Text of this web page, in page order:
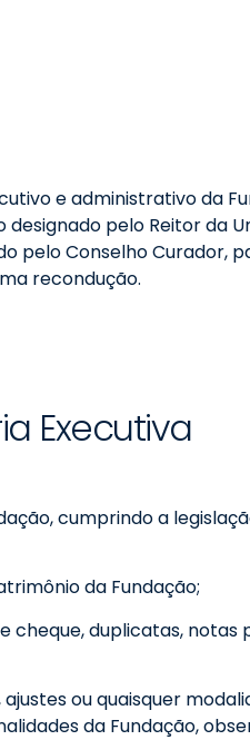
e administrativo da
pelo Reitor da
pelo Conselho Curador,
recondução.
Executiva
cumprindo a
da Fundação;
cheque, duplicatas,
ou quaisquer
da Fundação,